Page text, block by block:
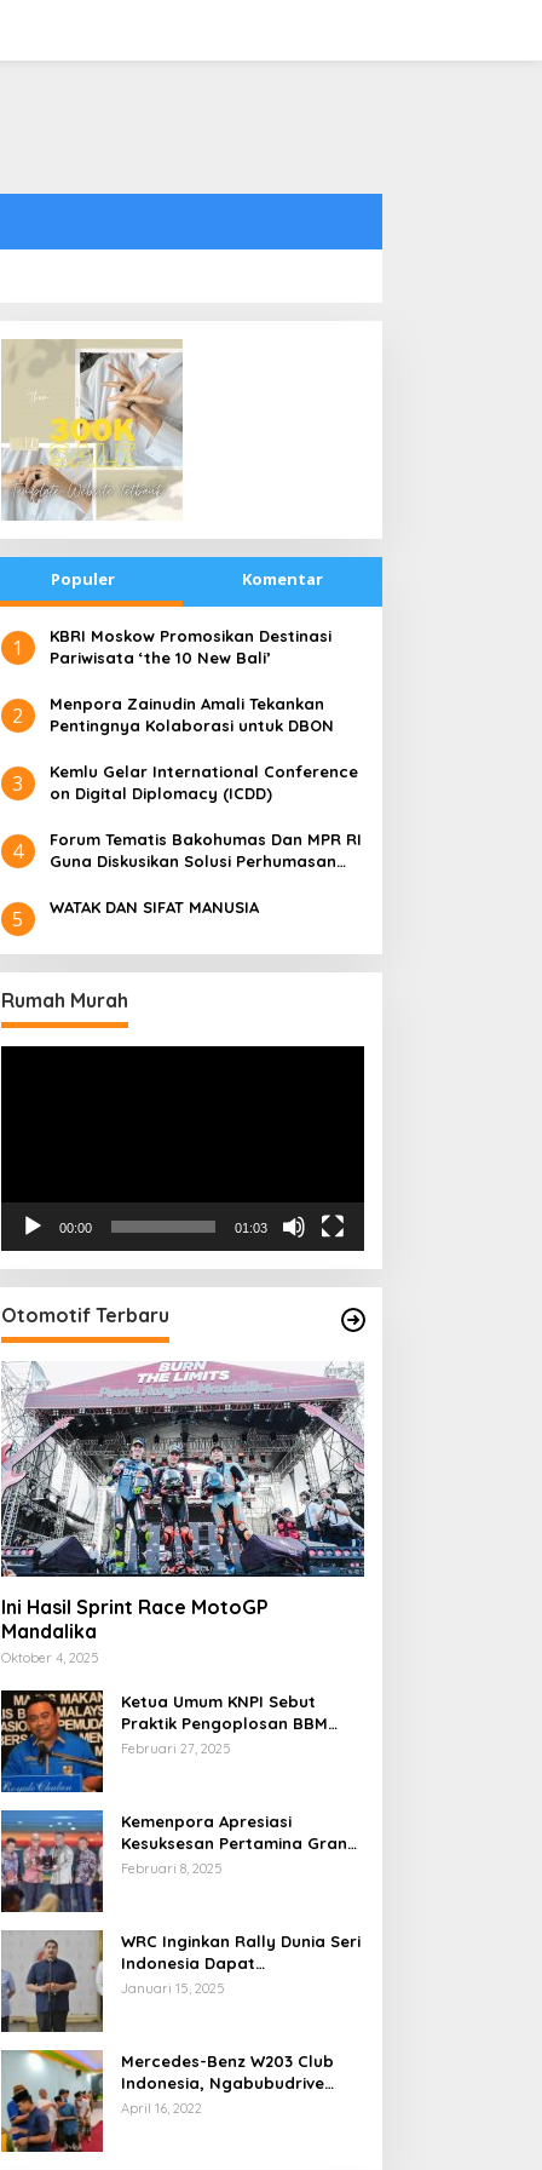
Populer Komentar
1
​KBRI Moskow Promosikan Destinasi
Pariwisata ‘the 10 New Bali’
2
​Menpora Zainudin Amali Tekankan
Pentingnya Kolaborasi untuk DBON
3
​Kemlu Gelar International Conference
on Digital Diplomacy (ICDD)
4
Forum Tematis Bakohumas Dan MPR RI
Guna Diskusikan Solusi Perhumasan
Masing
5 WATAK DAN SIFAT MANUSIA
Rumah Murah
00:00 01:03
Otomotif Terbaru
Ini Hasil Sprint Race MotoGP
Mandalika
Oktober 4, 2025
Ketua Umum KNPI Sebut
Praktik Pengoplosan BBM
Cederai Kepercayaan
Februari 27, 2025
Kemenpora Apresiasi
Kesuksesan Pertamina Grand
Prix of Indonesia 2024
Februari 8, 2025
WRC Inginkan Rally Dunia Seri
Indonesia Dapat
Terselenggara 2026
Januari 15, 2025
Mercedes-Benz W203 Club
Indonesia, Ngabubudrive
Ramadhan 2022
April 16, 2022